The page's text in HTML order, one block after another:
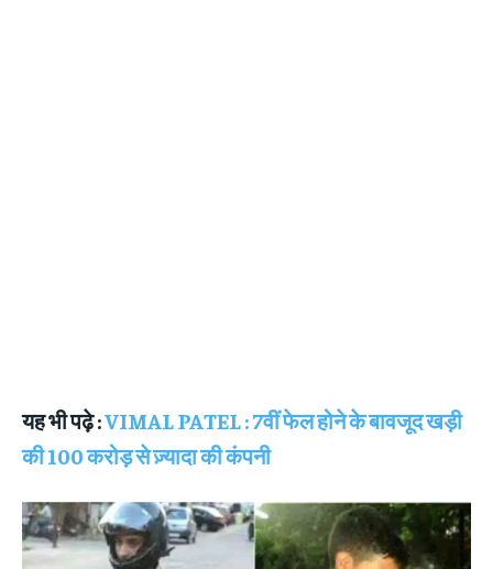
यह भी पढ़े :VIMAL PATEL : 7वीं फेल होने के बावजूद खड़ी
की 100 करोड़ से ज़्यादा की कंपनी